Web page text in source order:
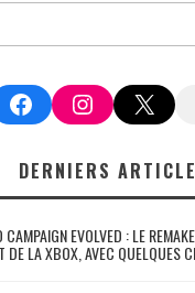
FacebookInstagram
X
DERNIERS
CAMPAIGN EVOLVED : LE
DE LA XBOX, AVEC QUELQUES